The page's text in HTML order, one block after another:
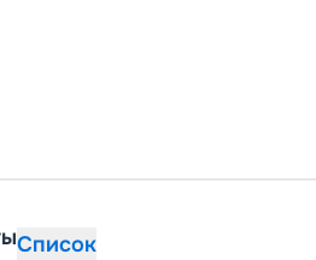
Список